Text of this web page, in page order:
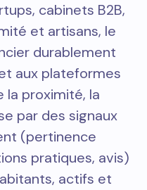
cabinets B2B,
et artisans, le
durablement
aux plateformes
la proximité, la
par des signaux
(pertinence
pratiques, avis)
actifs et